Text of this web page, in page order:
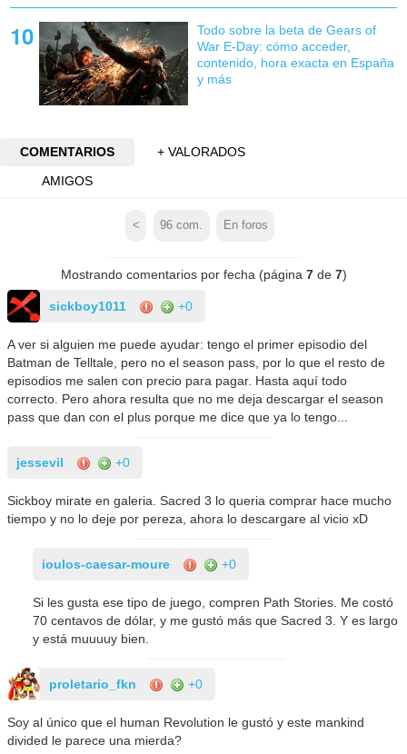
Todo sobre la beta de Gears of
War E-Day: cómo acceder,
contenido, hora exacta en España
y más
COMENTARIOS
+ VALORADOS
AMIGOS
< 96 com. En foros
Mostrando comentarios por fecha (página 7de 7)
sickboy1011 +0
A ver si alguien me puede ayudar: tengo el primer episodio del
Batman de Telltale, pero no el season pass, por lo que el resto de
episodios me salen con precio para pagar. Hasta aquí todo
correcto. Pero ahora resulta que no me deja descargar el season
pass que dan con el plus porque me dice que ya lo tengo...
jessevil +0
Sickboy mirate en galeria. Sacred 3 lo queria comprar hace mucho
tiempo y no lo deje por pereza, ahora lo descargare al vicio xD
ioulos-caesar-moure +0
Si les gusta ese tipo de juego, compren Path Stories. Me costó
70 centavos de dólar, y me gustó más que Sacred 3. Y es largo
y está muuuuy bien.
proletario_fkn +0
Soy al único que el human Revolution le gustó y este mankind
divided le parece una mierda?